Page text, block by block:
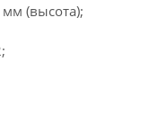
(высота);